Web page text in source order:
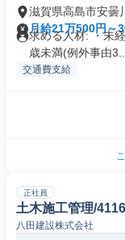
滋賀県高島市安曇
月給21万500円～
求める人材: ・未
歳未満(例外事由3...
交通費支給
正社員
土木施工管理/
八田建設株式会社